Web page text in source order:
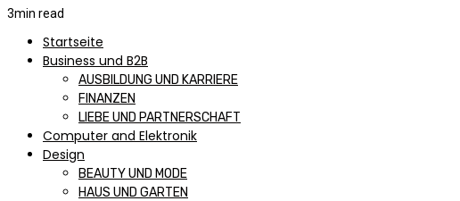
3min read
Startseite
Business und B2B
AUSBILDUNG UND KARRIERE
FINANZEN
LIEBE UND PARTNERSCHAFT
Computer and Elektronik
Design
BEAUTY UND MODE
HAUS UND GARTEN